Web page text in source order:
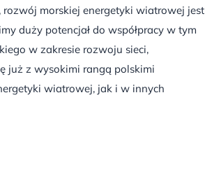
rozwój morskiej energetyki wiatrowej jest
duży potencjał do współpracy w tym
w zakresie rozwoju sieci,
już z wysokimi rangą polskimi
wiatrowej, jak i w innych